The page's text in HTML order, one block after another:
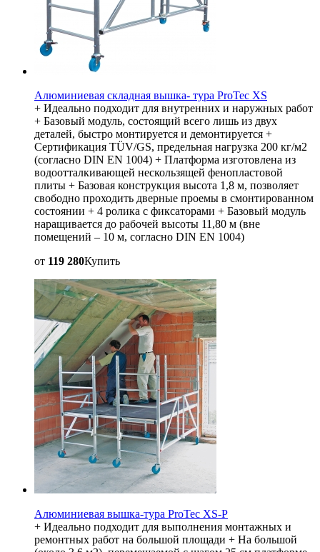
Алюминиевая складная вышка- тура ProTec XS
+ Идеально подходит для внутренних и наружных работ
+ Базовый модуль, состоящий всего лишь из двух
деталей, быстро монтируется и демонтируется +
Сертификация TÜV/GS, предельная нагрузка 200 кг/м2
(согласно DIN EN 1004) + Платформа изготовлена из
водоотталкивающей нескользящей фенопластовой
плиты + Базовая конструкция высота 1,8 м, позволяет
свободно проходить дверные проемы в смонтированном
состоянии + 4 ролика с фиксаторами + Базовый модуль
наращивается до рабочей высоты 11,80 м (вне
помещений – 10 м, согласно DIN EN 1004)
от 119 280Купить
Алюминиевая вышка-тура ProTec XS-P
+ Идеально подходит для выполнения монтажных и
ремонтных работ на большой площади + На большой